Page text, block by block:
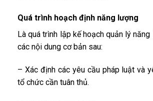
Quá trình hoạch định năng lượng
Là quá trình lập kế hoạch quản lý
các nội dung cơ bản sau:
– Xác định các yêu cầu pháp luật và
tổ chức cần tuân thủ.